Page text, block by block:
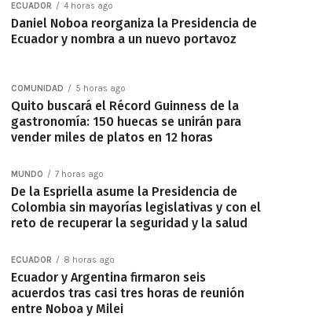
ECUADOR 4 horas ago
Daniel Noboa reorganiza la Presidencia de
Ecuador y nombra a un nuevo portavoz
COMUNIDAD 5 horas ago
Quito buscará el Récord Guinness de la
gastronomía: 150 huecas se unirán para
vender miles de platos en 12 horas
MUNDO 7 horas ago
De la Espriella asume la Presidencia de
Colombia sin mayorías legislativas y con el
reto de recuperar la seguridad y la salud
ECUADOR 8 horas ago
Ecuador y Argentina firmaron seis
acuerdos tras casi tres horas de reunión
entre Noboa y Milei